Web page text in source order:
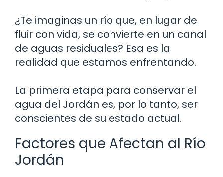
¿Te imaginas un río que, en lugar de
fluir con vida, se convierte en un canal
de aguas residuales? Esa es la
realidad que estamos enfrentando.
La primera etapa para conservar el
agua del Jordán es, por lo tanto, ser
conscientes de su estado actual.
Factores que Afectan al Río
Jordán